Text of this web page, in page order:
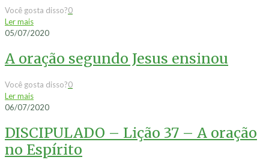
Você gosta disso?0
Ler mais
05/07/2020
A oração segundo Jesus ensinou
Você gosta disso?0
Ler mais
06/07/2020
DISCIPULADO – Lição 37 – A oração
no Espírito